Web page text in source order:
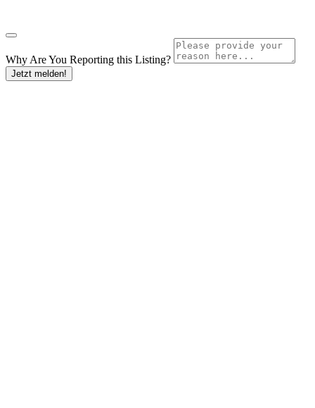
Why Are You Reporting this Listing?
Jetzt melden!